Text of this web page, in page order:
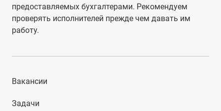
предоставляемых бухгалтерами. Рекомендуем
проверять исполнителей прежде чем давать им
работу.
Вакансии
Задачи